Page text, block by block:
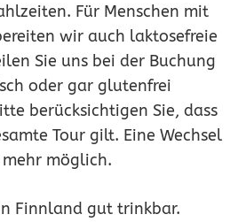
Für Menschen mit
wir auch laktosefreie
Sie uns bei der Buchung
oder gar glutenfrei
berücksichtigen Sie, dass
Tour gilt. Eine Wechsel
möglich.
Finnland gut trinkbar.